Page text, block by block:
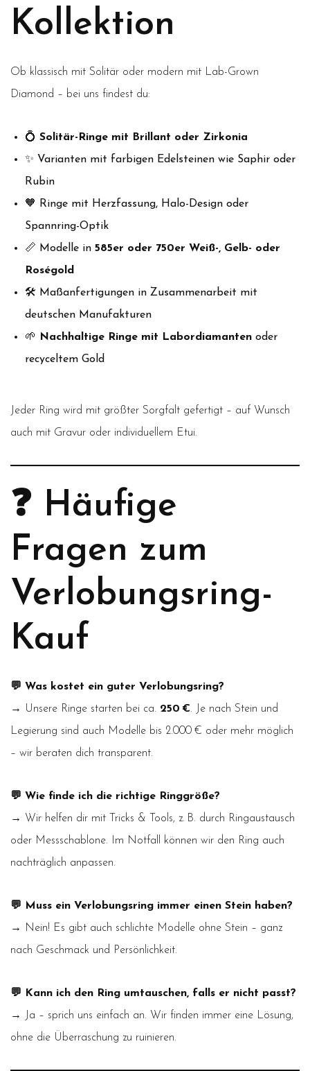
Kollektion
Ob klassisch mit Solitär oder modern mit Lab-Grown
Diamond – bei uns findest du:
💍Solitär-Ringe mit Brillant oder Zirkonia
✨ Varianten mit farbigen Edelsteinen wie Saphir oder
Rubin
🧡 Ringe mit Herzfassung, Halo-Design oder
Spannring-Optik
📏 Modelle in585er oder 750er Weiß-, Gelb- oder
Roségold
🛠️ Maßanfertigungen in Zusammenarbeit mit
deutschen Manufakturen
🌱
Nachhaltige Ringe mit Labordiamanten oder
recyceltem Gold
Jeder Ring wird mit größter Sorgfalt gefertigt – auf Wunsch
auch mit Gravur oder individuellem Etui.
❓ Häufige
Fragen zum
Verlobungsring-
Kauf
💬 Was kostet ein guter Verlobungsring?
→ Unsere Ringe starten bei ca. 250 €. Je nach Stein und
Legierung sind auch Modelle bis 2.000 € oder mehr möglich
– wir beraten dich transparent.
💬 Wie finde ich die richtige Ringgröße?
→ Wir helfen dir mit Tricks & Tools, z. B. durch Ringaustausch
oder Messschablone. Im Notfall können wir den Ring auch
nachträglich anpassen.
💬 Muss ein Verlobungsring immer einen Stein haben?
→ Nein! Es gibt auch schlichte Modelle ohne Stein – ganz
nach Geschmack und Persönlichkeit.
💬 Kann ich den Ring umtauschen, falls er nicht passt?
→ Ja – sprich uns einfach an. Wir finden immer eine Lösung,
ohne die Überraschung zu ruinieren.